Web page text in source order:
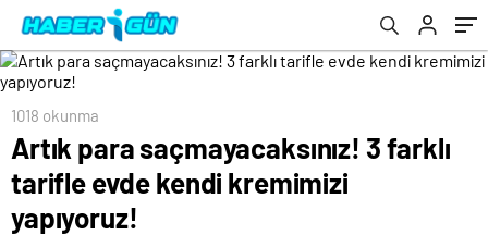
1018 okunma
Artık para saçmayacaksınız! 3 farklı
tarifle evde kendi kremimizi
yapıyoruz!